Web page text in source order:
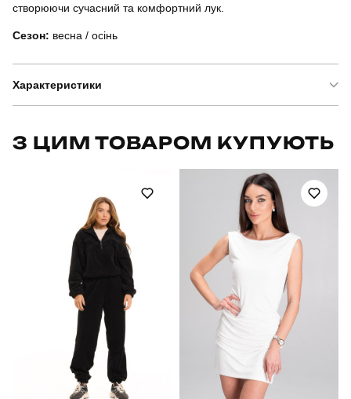
створюючи сучасний та комфортний лук.
Сезон: весна / осінь
Характеристики
для повсякденного носіння
повсякденний
весна-осінь
тринитка петля
З ЦИМ ТОВАРОМ КУПУЮТЬ